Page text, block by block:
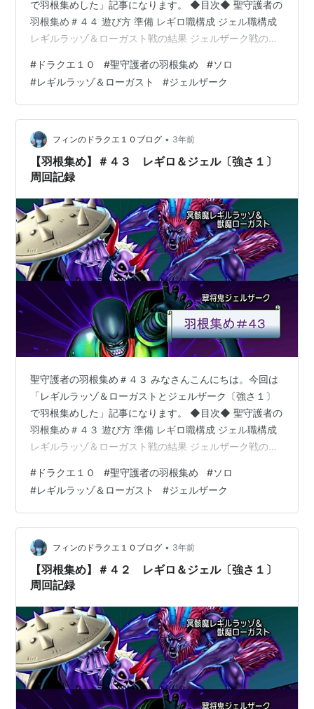
で羽根集めした」記事になります。 ◆目次◆ 聖守護者の
羽根集め＃４４ 遊び方 準備 レギロ職構成 ジェル職構成
レギルラッゾ＆ローガスト戦の結果 ジェルザーク戦の結
遊び方 ・育てている４キャラ分の素材集めをします ・レ
ギロ・ジェル〔強さ１〕を同じサポで攻略したい ・サポ
は自分のキャラを雇います ・料理やわたあめは使用しま
せんが直前に遊んでいたコンテンツ等により効果が残っ
ている場合があります 準備 dq10.blog-finn0219.c…
# ドラクエ１０ #聖守護者の羽根集め #ソロ
#レギルラッゾ＆ローガスト #ジェルザーク
フィンのドラクエ１０ブログ • 3年前
【羽根集め】＃４３ レギロ＆ジェル〔強さ１〕
周回記録
聖守護者の羽根集め＃４３ みなさんこんにちは。今回は
「レギルラッゾ＆ローガストとジェルザーク〔強さ１〕
で羽根集めした」記事になります。 ◆目次◆ 聖守護者の
羽根集め＃４３ 遊び方 準備 レギロ職構成 ジェル職構成
レギルラッゾ＆ローガスト戦の結果 ジェルザーク戦の結
素材集めをします ・レギロ・ジェル〔強さ１〕を同じサ
ポで攻略したい ・サポは自分のキャラを雇います ・料理
やわたあめは使用しませんが直前に遊んでいたコンテン
ツ等により効果が残っている場合があります 準備
dq10.blog-finn0219.com ↑ 装備構成やコンセプトな
ど…
# ドラクエ１０ #聖守護者の羽根集め #ソロ
#レギルラッゾ＆ローガスト #ジェルザーク
フィンのドラクエ１０ブログ • 3年前
【羽根集め】＃４２ レギロ＆ジェル〔強さ１〕
周回記録